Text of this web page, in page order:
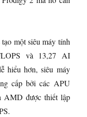
một siêu máy tính
và 13,27 AI
hiểu hơn, siêu máy
cấp bởi các APU
AMD được thiết lập